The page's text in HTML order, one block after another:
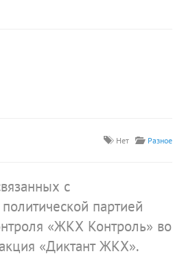
Нет Разное
с
партией
«ЖКХ Контроль» во
«Диктант ЖКХ».